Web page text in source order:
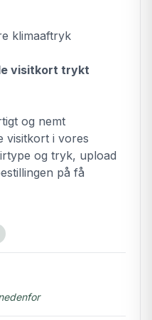
klimaaftryk
visitkort trykt
og nemt
visitkort i vores
og tryk, upload
på få